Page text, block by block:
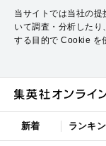
当サイトでは当社の
いて調査・分析した
する目的で Cookie を
新着 ランキ